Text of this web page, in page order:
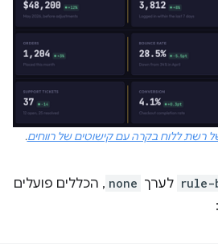
רשת ללוח בקרה עם קישוטים של רווחים.
rule- לערך none , הכללים פועלים